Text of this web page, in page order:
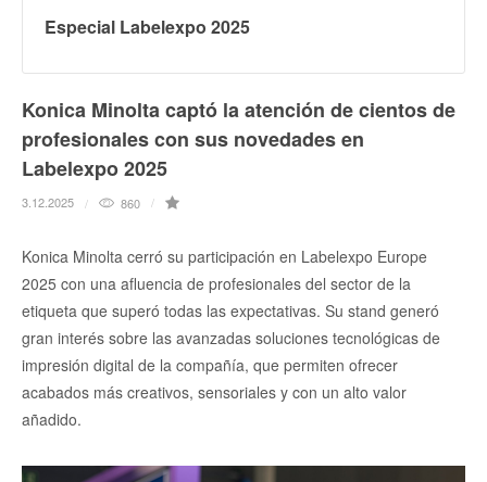
Especial Labelexpo 2025
Konica Minolta captó la atención de cientos de
profesionales con sus novedades en
Labelexpo 2025
3.12.2025 860
Konica Minolta cerró su participación en Labelexpo Europe
2025 con una afluencia de profesionales del sector de la
etiqueta que superó todas las expectativas. Su stand generó
gran interés sobre las avanzadas soluciones tecnológicas de
impresión digital de la compañía, que permiten ofrecer
acabados más creativos, sensoriales y con un alto valor
añadido.